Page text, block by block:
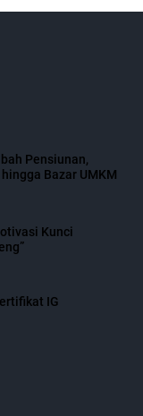
Pensiunan,
Bazar UMKM
Kunci
IG